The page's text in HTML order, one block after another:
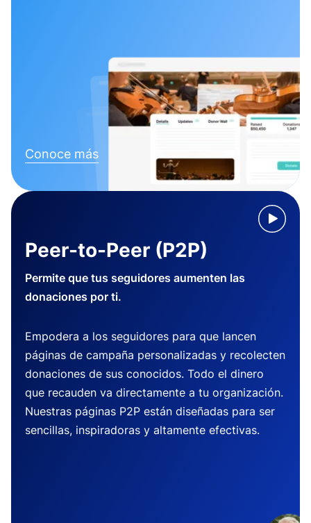
Conoce más
Peer-to-Peer (P2P)
Permite que tus seguidores aumenten las
donaciones por ti.
Empodera a los seguidores para que lancen
páginas de campaña personalizadas y recolecten
donaciones de sus conocidos. Todo el dinero
que recauden va directamente a tu organización.
Nuestras páginas P2P están diseñadas para ser
sencillas, inspiradoras y altamente efectivas.